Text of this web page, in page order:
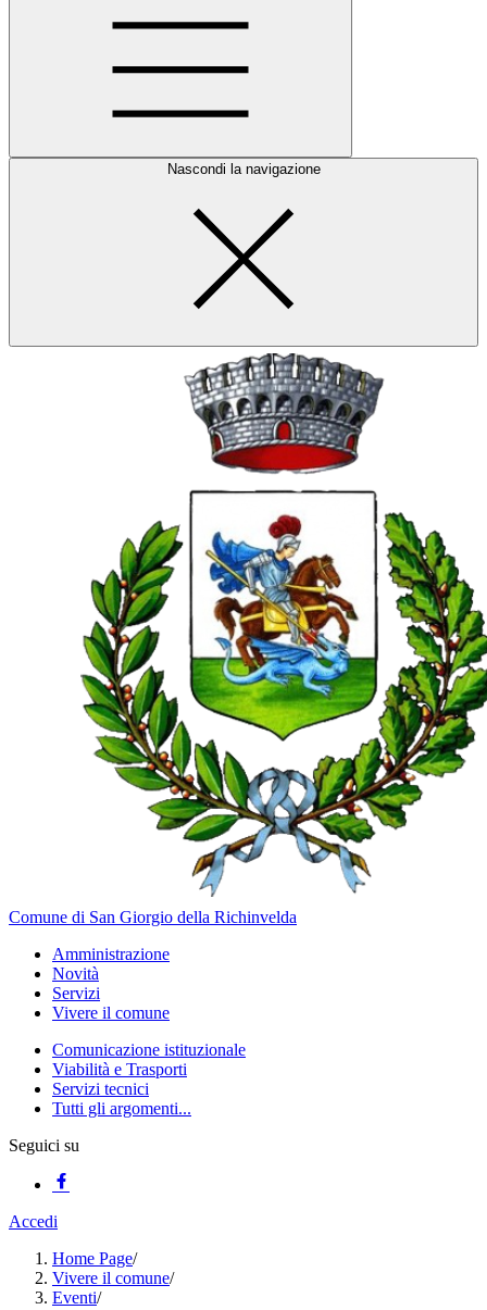
Nascondi la navigazione
Comune di San Giorgio della Richinvelda
Amministrazione
Novità
Servizi
Vivere il comune
Comunicazione istituzionale
Viabilità e Trasporti
Servizi tecnici
Tutti gli argomenti...
Seguici su
Accedi
Home Page/
Vivere il comune/
Eventi/